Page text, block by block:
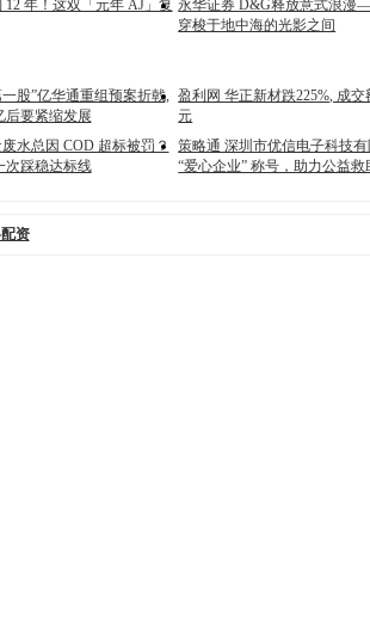
12 年！这双「元年 AJ」复 永华证券 D&G释放意式浪
穿梭于地中海的光影之间
股”亿华通重组预案折戟,
后要紧缩发展
盈利网 华正新材跌225%, 成交
元
水总因 COD 超标被罚？
次踩稳达标线
策略通 深圳市优信电子科技
“爱心企业” 称号，助力公益救
资